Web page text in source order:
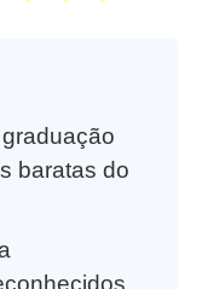
baratas do